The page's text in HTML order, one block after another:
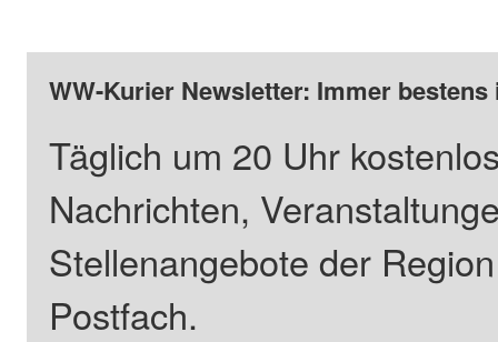
WW-Kurier Newsletter: Immer
Täglich um 20 Uhr
Nachrichten,
Stellenangebote der
Postfach.